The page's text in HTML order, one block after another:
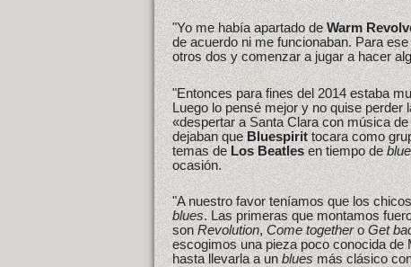
"Yo me había apartado deWarm
de acuerdo ni me funcionaban. Para
otros dos y comenzar a jugar a hacer
"Entonces para fines del 2014 estaba
Luego lo pensé mejor y no quise
«despertar a Santa Clara con música
dejaban que Bluespirittocara como
temas deLos Beatlesen tiempo de
ocasión.
"A nuestro favor teníamos que los
blues. Las primeras que montamos
son Revolution,Come togetheroGet
escogimos una pieza poco conocida de
hasta llevarla a unbluesmás clásico